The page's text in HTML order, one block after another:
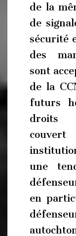
de la
de
sécurité
des
sont
de la
futurs
droits
une
en